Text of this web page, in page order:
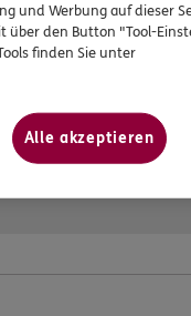
und Werbung auf dieser
über den Button "Tool-
finden Sie unter
Alle akzeptieren